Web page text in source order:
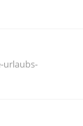
urlaubs-